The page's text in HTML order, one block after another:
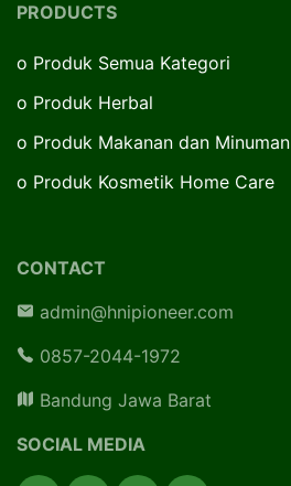
PRODUCTS
o Produk Semua Kategori
o Produk Herbal
o Produk Makanan dan Minuman
o Produk Kosmetik Home Care
CONTACT
admin@hnipioneer.com
0857-2044-1972
Bandung Jawa Barat
SOCIAL MEDIA